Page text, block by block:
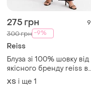
275 грн 9
300 грн -9%
Reiss
Блуза зі 100% шовку від
якісного бренду reiss в
анімалістичному принті
ХS і ще 1